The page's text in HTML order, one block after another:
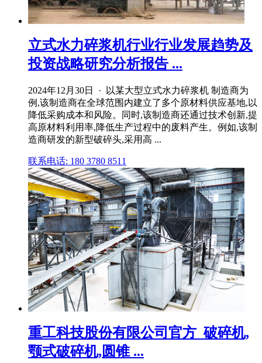
立式水力碎浆机行业行业发展趋势及
投资战略研究分析报告 ...
2024年12月30日 · 以某大型立式水力碎浆机 制造商为
例,该制造商在全球范围内建立了多个原材料供应基地,以
降低采购成本和风险。同时,该制造商还通过技术创新,提
高原材料利用率,降低生产过程中的废料产生。例如,该制
造商研发的新型破碎头,采用高 ...
联系电话: 180 3780 8511
重工科技股份有限公司官方_破碎机,
颚式破碎机,圆锥 ...